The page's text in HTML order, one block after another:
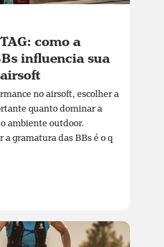
como a
influencia sua
no airsoft, escolher a
quanto dominar a
ambiente outdoor.
gramatura das BBs é o q